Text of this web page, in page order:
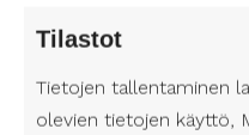
Tilastot
Tietojen tallentaminen
olevien tietojen käyttö,
henkilökohtaisissa